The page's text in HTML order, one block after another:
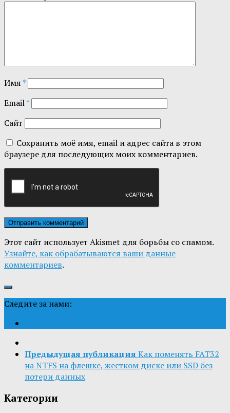
Имя*
Email*
Сайт
Сохранить моё имя, email и адрес сайта в этом
браузере для последующих моих комментариев.
Этот сайт использует Akismet для борьбы со спамом.
Узнайте, как обрабатываются ваши данные
комментариев.
Следите за нами:
Предыдущая публикация Как поменять FAT32
на NTFS на флешке, жестком диске или SSD без
потери данных
Категории